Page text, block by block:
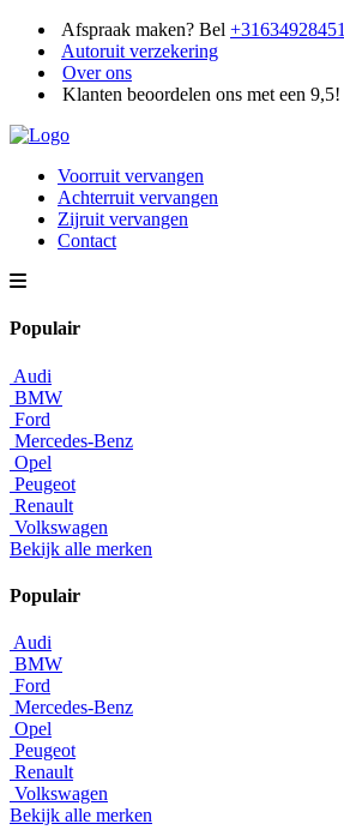
Afspraak maken? Bel +31634928451
Autoruit verzekering
Over ons
Klanten beoordelen ons met een 9,5!
Voorruit vervangen
Achterruit vervangen
Zijruit vervangen
Contact
Populair
Audi
BMW
Ford
Mercedes-Benz
Opel
Peugeot
Renault
Volkswagen
Bekijk alle merken
Populair
Audi
BMW
Ford
Mercedes-Benz
Opel
Peugeot
Renault
Volkswagen
Bekijk alle merken